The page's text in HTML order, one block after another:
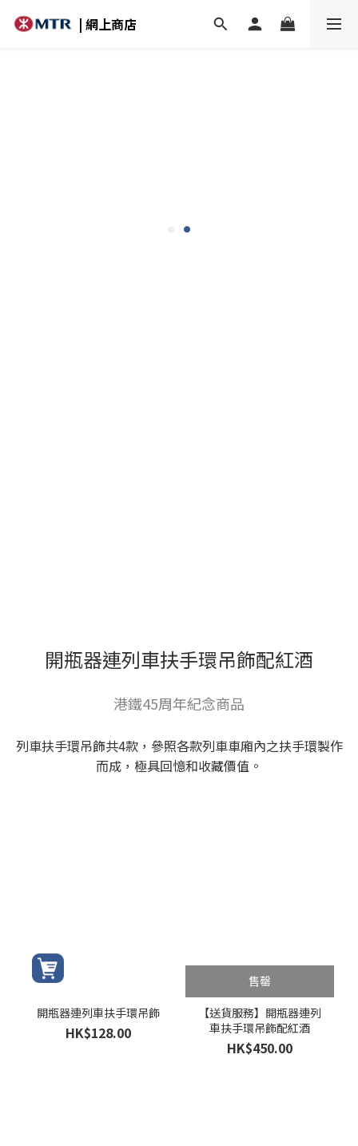
| 網上商店
開瓶器連列車扶手環吊飾配紅酒
港鐵45周年紀念商品
列車扶手環吊飾共4款，參照各款列車車廂內之扶手環製作
而成，極具回憶和收藏價值。
開瓶器連列車扶手環吊飾
HK$128.00
售罄
【送貨服務】開瓶器連列
車扶手環吊飾配紅酒
HK$450.00